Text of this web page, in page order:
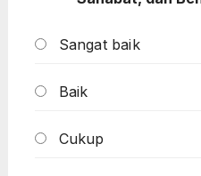
Sangat baik
Baik
Cukup